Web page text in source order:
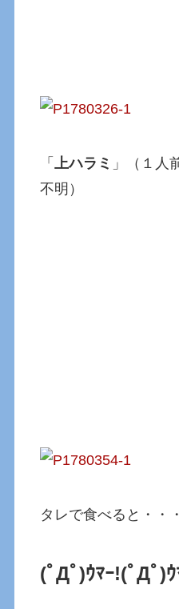
「上ハラミ 」（１人
不明）
タレで食べると・・
(ﾟДﾟ)ｳﾏｰ!(ﾟДﾟ)ｳ